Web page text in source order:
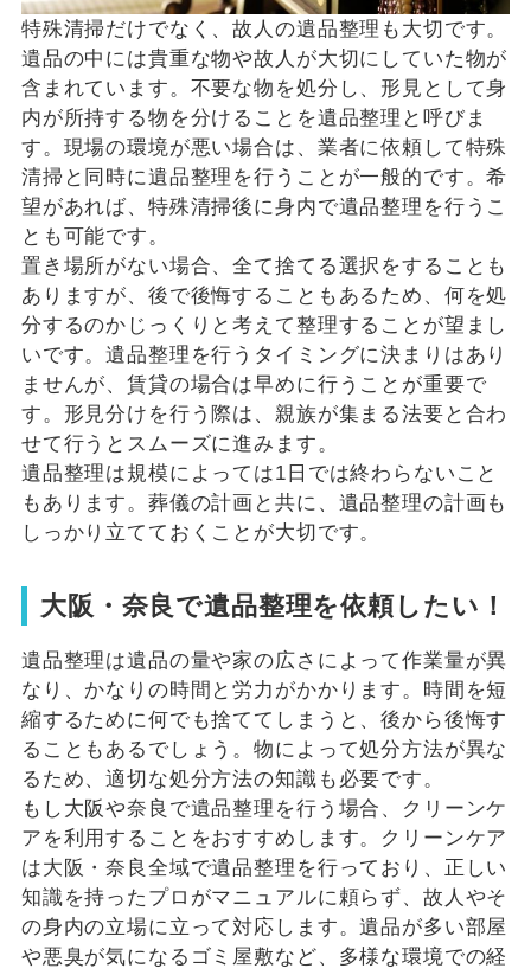
特殊清掃だけでなく、故人の遺品整理も大切です。
遺品の中には貴重な物や故人が大切にしていた物が
含まれています。不要な物を処分し、形見として身
内が所持する物を分けることを遺品整理と呼びま
す。現場の環境が悪い場合は、業者に依頼して特殊
清掃と同時に遺品整理を行うことが一般的です。希
望があれば、特殊清掃後に身内で遺品整理を行うこ
とも可能です。
置き場所がない場合、全て捨てる選択をすることも
ありますが、後で後悔することもあるため、何を処
分するのかじっくりと考えて整理することが望まし
いです。遺品整理を行うタイミングに決まりはあり
ませんが、賃貸の場合は早めに行うことが重要で
す。形見分けを行う際は、親族が集まる法要と合わ
せて行うとスムーズに進みます。
遺品整理は規模によっては1日では終わらないこと
もあります。葬儀の計画と共に、遺品整理の計画も
しっかり立てておくことが大切です。
大阪・奈良で遺品整理を依頼したい！
遺品整理は遺品の量や家の広さによって作業量が異
なり、かなりの時間と労力がかかります。時間を短
縮するために何でも捨ててしまうと、後から後悔す
ることもあるでしょう。物によって処分方法が異な
るため、適切な処分方法の知識も必要です。
もし大阪や奈良で遺品整理を行う場合、クリーンケ
アを利用することをおすすめします。クリーンケア
は大阪・奈良全域で遺品整理を行っており、正しい
知識を持ったプロがマニュアルに頼らず、故人やそ
の身内の立場に立って対応します。遺品が多い部屋
や悪臭が気になるゴミ屋敷など、多様な環境での経